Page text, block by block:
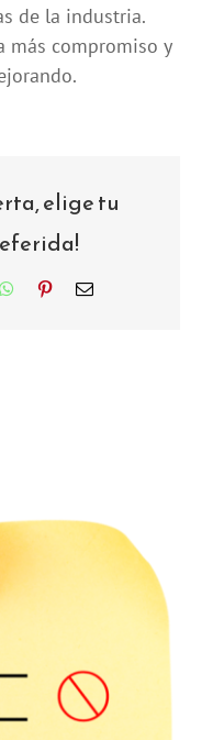
de la industria.
más compromiso y
elige tu
WhatsApp
PinterestCorreo